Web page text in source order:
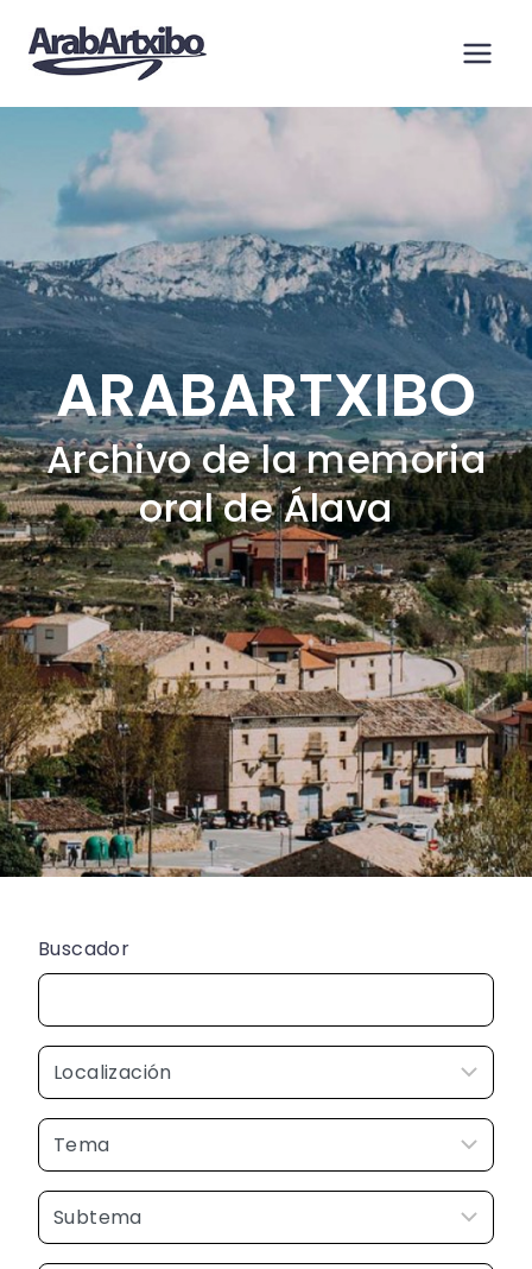
contenido
ARABARTXIBO
Archivo de la memoria
oral de Álava
Buscador